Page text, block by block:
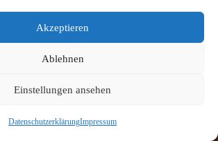
Akzeptieren
Ablehnen
Einstellungen ansehen
Datenschutz­erklärungImpressum
dem Chor der St. Mauritz-Grundschule
St. Mauritz lädt ein – Konzert mit
zu einem großen Baum geworden
YOUTH DAY CELEBRATIONS ON